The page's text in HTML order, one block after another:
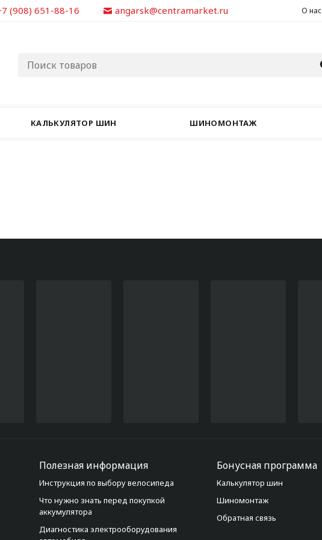
(908) 651-88-16 angarsk@centramarket.ru О нас
КАЛЬКУЛЯТОР ШИН ШИНОМОНТАЖ
Полезная информация
Инструкция по выбору велосипеда
Что нужно знать перед покупкой
аккумулятора
Диагностика электрооборудования
Бонусная программа
Калькулятор шин
Шиномонтаж
Обратная связь